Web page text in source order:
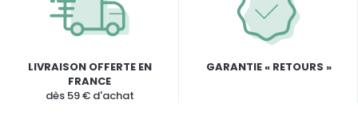
LIVRAISON OFFERTE EN
FRANCE
dès 59 € d'achat
GARANTIE « RETOURS »